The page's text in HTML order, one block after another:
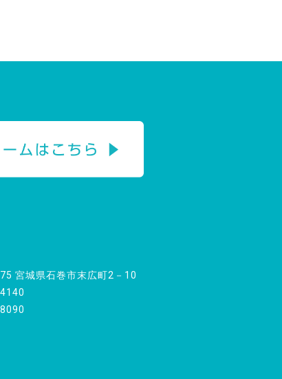
宮城県石巻市末広町2－10